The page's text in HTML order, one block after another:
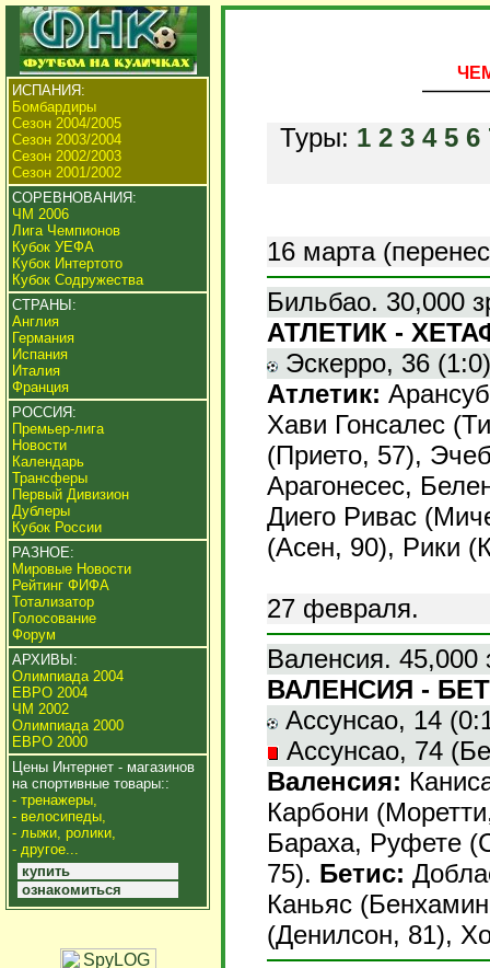
ИСПАНИЯ:
Бомбардиры
Сезон 2004/2005
Сезон 2003/2004
Сезон 2002/2003
Сезон 2001/2002
СОРЕВНОВАНИЯ:
ЧМ 2006
Лига Чемпионов
Кубок УЕФА
Кубок Интертото
Кубок Содружества
СТРАНЫ:
Англия
Германия
Испания
Италия
Франция
РОССИЯ:
Премьер-лига
Новости
Календарь
Трансферы
Первый Дивизион
Дублеры
Кубок России
РАЗНОЕ:
Мировые Новости
Рейтинг ФИФА
Тотализатор
Голосование
Форум
АРХИВЫ:
Олимпиада 2004
ЕВРО 2004
ЧМ 2002
Олимпиада 2000
ЕВРО 2000
Цены Интернет - магазинов
на спортивные товары::
- тренажеры,
- велосипеды,
- лыжи, ролики,
- другое...
купить
ознакомиться
Туры: 1 2 3 4 5 6
16 марта
Бильбао. 30,000
АТЛЕТИК -
Эскерро, 36
Атлетик:
Хави Гонсалес
(Прието, 57),
Арагонесес,
Диего Ривас
(Асен, 90), Рики
27 февраля.
Валенсия. 45,000
ВАЛЕНСИЯ -
Ассунсао, 14
Ассунсао, 74
Валенсия:
Карбони
Бараха, Руфете
75). Бетис:
Каньяс
(Денилсон, 81),